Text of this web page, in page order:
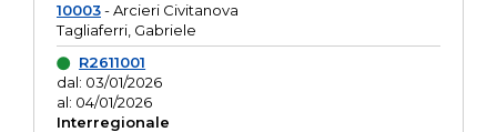
10003- Arcieri Civitanova
Tagliaferri, Gabriele
R2611001
dal: 03/01/2026
al: 04/01/2026
Interregionale